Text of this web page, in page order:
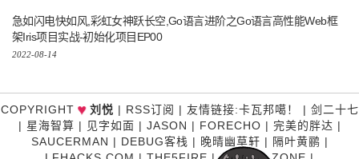
急如闪电快如风,彩虹女神跃长空,Go语言进阶之Go语言高性能Web框
架Iris项目实战-初始化项目EP00
2022-08-14
COPYRIGHT♥ 刘悦 | RSS订阅 | 友情链接:卡瓦邦噶！ | 剑二十七
| 星海智算 | 见字如面 | JASON | FORECHO | 完美的胖达 |
SAUCERMAN | DEBUG客栈 | 晚晴幽草轩 | 隔叶黄鹂 |